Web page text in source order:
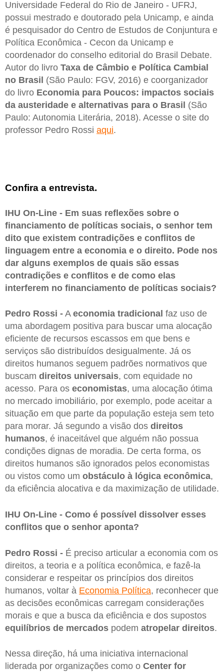
Universidade Federal do Rio de Janeiro - UFRJ,
possui mestrado e doutorado pela Unicamp, e ainda
é pesquisador do Centro de Estudos de Conjuntura e
Política Econômica - Cecon da Unicamp e
coordenador do conselho editorial do Brasil Debate.
Autor do livro Taxa de Câmbio e Política Cambial
no Brasil (São Paulo: FGV, 2016) e coorganizador
do livro Economia para Poucos: impactos sociais
da austeridade e alternativas para o Brasil (São
Paulo: Autonomia Literária, 2018). Acesse o site do
professor Pedro Rossi aqui.
Confira a entrevista.
IHU On-Line - Em suas reflexões sobre o
financiamento de políticas sociais, o senhor tem
dito que existem contradições e conflitos de
linguagem entre a economia e o direito. Pode nos
dar alguns exemplos de quais são essas
contradições e conflitos e de como elas
interferem no financiamento de políticas sociais?
Pedro Rossi - A economia tradicional faz uso de
uma abordagem positiva para buscar uma alocação
eficiente de recursos escassos em que bens e
serviços são distribuídos desigualmente. Já os
direitos humanos seguem padrões normativos que
buscam direitos universais, com equidade no
acesso. Para os economistas, uma alocação ótima
no mercado imobiliário, por exemplo, pode aceitar a
situação em que parte da população esteja sem teto
para morar. Já segundo a visão dos direitos
humanos, é inaceitável que alguém não possua
condições dignas de moradia. De certa forma, os
direitos humanos são ignorados pelos economistas
ou vistos como um obstáculo à lógica econômica,
da eficiência alocativa e da maximização de utilidade.
IHU On-Line - Como é possível dissolver esses
conflitos que o senhor aponta?
Pedro Rossi - É preciso articular a economia com os
direitos, a teoria e a política econômica, e fazê-la
considerar e respeitar os princípios dos direitos
humanos, voltar à Economia Política, reconhecer que
as decisões econômicas carregam considerações
morais e que a busca da eficiência e dos supostos
equilíbrios de mercados podem atropelar direitos.
Nessa direção, há uma iniciativa internacional
liderada por organizações como o Center for